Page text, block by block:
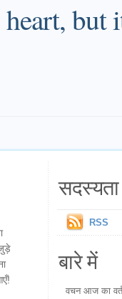
but
RSS
बारे में
वचन आज का